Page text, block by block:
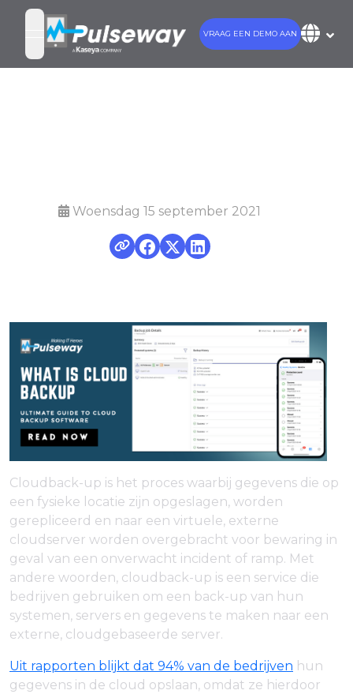
open navigation menu
VRAAG EEN DEMO AAN
Woensdag 15 september 2021
Cloudback-up is het proces waarbij gegevens die op
een fysieke locatie zijn opgeslagen, worden
gerepliceerd en naar een virtuele, externe
cloudserver worden overgebracht voor bewaring in
geval van een onverwacht incident of ramp. Met
andere woorden, cloudback-up is een service die
bedrijven gebruiken om een back-up van hun
systemen, servers en gegevens te maken naar een
externe, cloudgebaseerde server.
Uit rapporten blijkt dat 94% van de bedrijven hun
gegevens in de cloud opslaan, omdat ze hierdoor